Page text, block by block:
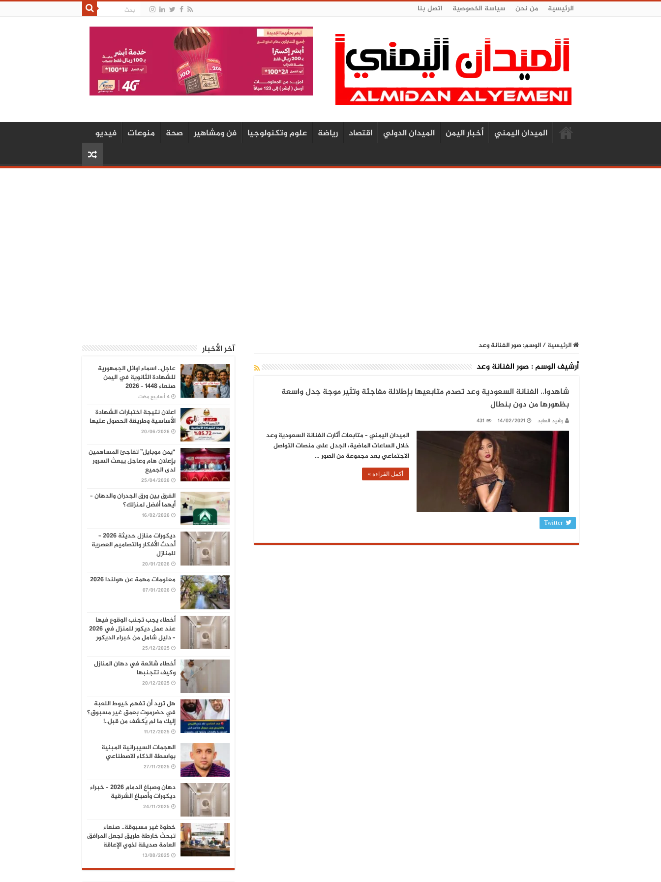
الرئيسية من نحن سياسة الخصوصية اتصل بنا
الميدان اليمني أخبار اليمن الميدان الدولي اقتصاد رياضة علوم وتكنولوجيا فن ومشاهير صحة منوعات فيديو
الرئيسية/الوسم:صور الفنانة وعد
أرشيف الوسم : صور الفنانة وعد
شاهدوا.. الفنانة السعودية وعد تصدم متابعيها بإطلالة مفاجئة وتثير موجة جدل واسعة
بظهورها من دون بنطال
رشيد العابد 14/02/2021
431
الميدان اليمني – متابعات أثارت الفنانة السعودية وعد
خلال الساعات الماضية، الجدل على منصات التواصل
الاجتماعي بعد مجموعة من الصور …
أكمل القراءة »
Twitter
آخر الأخبار
عاجل.. اسماء اوائل الجمهورية
للشهادة الثانوية في اليمن
صنعاء 1448 – 2026
اعلان نتيجة اختبارات الشهادة
الأساسية وطريقة الحصول عليها
20/06/2026
“يمن موبايل” تفاجئ المساهمين
بإعلان هام وعاجل يبعث السرور
لدى الجميع
25/04/2026
الفرق بين ورق الجدران والدهان –
أيهما أفضل لمنزلك؟
16/02/2026
ديكورات منازل حديثة 2026 –
أحدث الأفكار والتصاميم العصرية
للمنازل
20/01/2026
معلومات مهمة عن هولندا 2026
07/01/2026
أخطاء يجب تجنب الوقوع فيها
عند عمل ديكور للمنزل في 2026
– دليل شامل من خبراء الديكور
25/12/2025
أخطاء شائعة في دهان المنازل
وكيف تتجنبها
20/12/2025
هل تريد أن تفهم خيوط اللعبة
في حضرموت بعمق غير مسبوق؟
إليك ما لم يُكشف من قبل..!
11/12/2025
الهجمات السيبرانية المبنية
بواسطة الذكاء الاصطناعي
27/11/2025
دهان وصباغ الدمام 2026 – خبراء
ديكورات وأصباغ الشرقية
24/11/2025
خطوة غير مسبوقة.. صنعاء
تبحث خارطة طريق لجعل المرافق
العامة صديقة لذوي الإعاقة
13/08/2025